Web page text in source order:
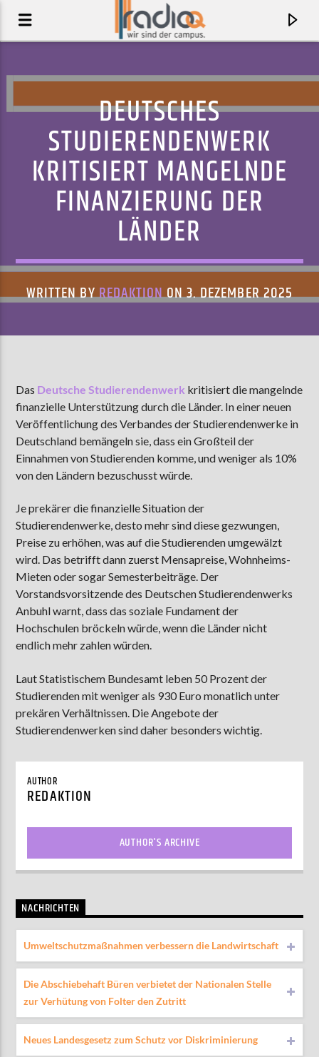
AKTUELLER TRACK
TOUGH ENOUGH
BARU
MOEBIUS
00:00 09:00
ZU HÖREN INMünster90,9 MHzSteinfurt
DEUTSCHES
STUDIERENDENWERK
KRITISIERT MANGELNDE
FINANZIERUNG DER
LÄNDER
WRITTEN BYREDAKTIONON 3. DEZEMBER 2025
Das Deutsche Studierendenwerk kritisiert die mangelnde
finanzielle Unterstützung durch die Länder. In einer neuen
Veröffentlichung des Verbandes der Studierendenwerke in
Deutschland bemängeln sie, dass ein Großteil der
Einnahmen von Studierenden komme, und weniger als 10%
von den Ländern bezuschusst würde.
Je prekärer die finanzielle Situation der
Studierendenwerke, desto mehr sind diese gezwungen,
Preise zu erhöhen, was auf die Studierenden umgewälzt
wird. Das betrifft dann zuerst Mensapreise, Wohnheims-
Mieten oder sogar Semesterbeiträge. Der
Vorstandsvorsitzende des Deutschen Studierendenwerks
Anbuhl warnt, dass das soziale Fundament der
Hochschulen bröckeln würde, wenn die Länder nicht
endlich mehr zahlen würden.
Laut Statistischem Bundesamt leben 50 Prozent der
Studierenden mit weniger als 930 Euro monatlich unter
prekären Verhältnissen. Die Angebote der
Studierendenwerken sind daher besonders wichtig.
AUTHOR
REDAKTION
AUTHOR'S ARCHIVE
NACHRICHTEN
Umweltschutzmaßnahmen verbessern die Landwirtschaft
Die Abschiebehaft Büren verbietet der Nationalen Stelle
zur Verhütung von Folter den Zutritt
Neues Landesgesetz zum Schutz vor Diskriminierung